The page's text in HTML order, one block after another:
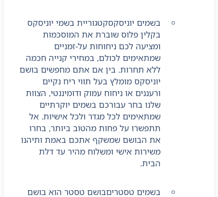
בשמים יוניסקסקטגוריית בשמי יוניסקס
בקלין פלוס שוברת את המוסכמות
ומציעה לכם ניחוחות על-זמניים
שמתאימים לכולם, במחירי קנייה חכמה
ללא תחרות. בין אם אתם מחפשים בושם
יוניסקס מומלץ בעל תווי ריח נקיים
ורעננים או ניחוח עמוק ודומיננטי, הצוות
שלנו בחר עבורכם בשמים יוקרתיים
שמתאימים לכל מגדר ולכל אישיות. אל
תתפשרו על פחות מהטוב ביותר, בחרו
את הבושם שמשקף אתכם באמת ותיהנו
משירות אישי ומשלוח מהיר עד דלת
הבית.
בשמים טסטריםבושם טסטר הוא בושם